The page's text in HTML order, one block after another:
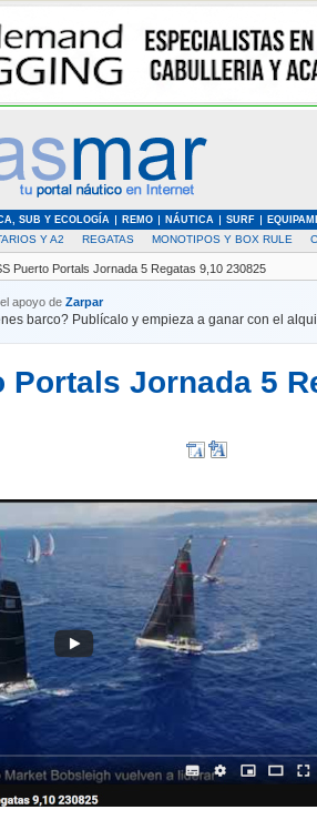
SUB Y ECOLOGÍA REMO NÁUTICA SURF
Y A2 REGATAS MONOTIPOS Y BOX RULE
Puerto Portals Jornada 5 Regatas 9,10 230825
apoyo de Zarpar
barco? Publícalo y empieza a ganar con el
Portals Jornada 5